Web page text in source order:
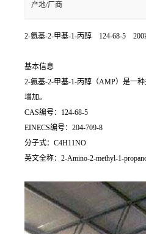
产地/厂商
2-氨基-2-甲基-1-丙醇 124-68-5
基本信息
2-氨基-2-甲基-1-丙醇（AMP）是一
增加。
CAS编号：124-68-5
EINECS编号：204-709-8
分子式：C4H11NO
英文全称：2-Amino-2-methyl-1-